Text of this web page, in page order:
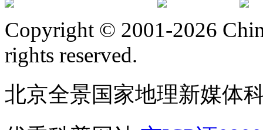
Copyright © 2001-2026
rights reserved.
北京全景国家地理新媒体